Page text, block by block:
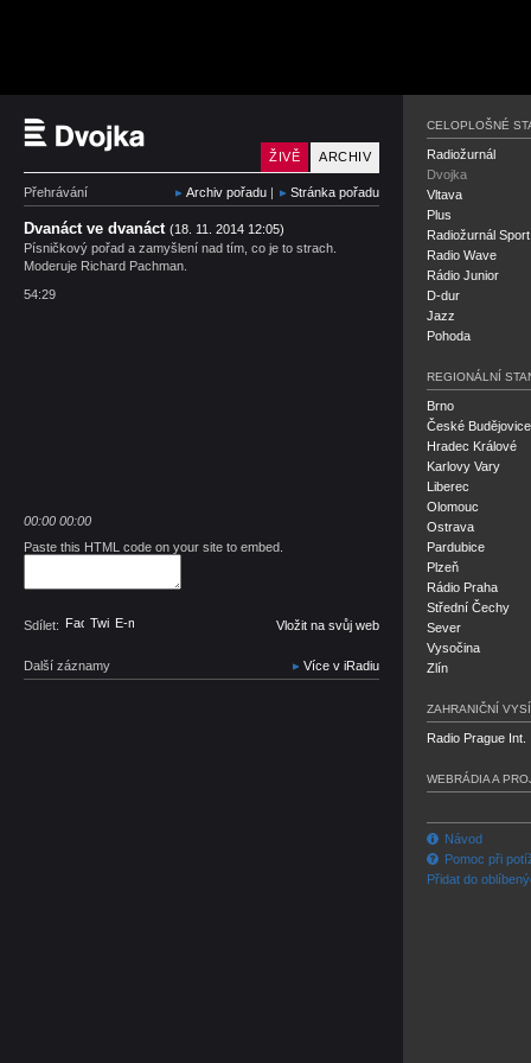
Český rozhlas Dvojka
ARCHIV
ŽIVĚ
Přehrávání Archiv pořadu | Stránka pořadu
Dvanáct ve dvanáct (18. 11. 2014 12:05)
Písničkový pořad a zamyšlení nad tím, co je to strach.
Moderuje Richard Pachman.
54:29
00:00 00:00
Paste this HTML code on your site to embed.
Sdílet: Facebook
TwitterE-mail Vložit na svůj web
Další záznamy Více v iRadiu
CELOPLOŠNÉ
Radiožurnál
Dvojka
Vltava
Plus
Radiožurnál Sport
Radio Wave
Rádio Junior
D-dur
Jazz
Pohoda
REGIONÁLNÍ
Brno
České Budějovice
Hradec Králové
Karlovy Vary
Liberec
Olomouc
Ostrava
Pardubice
Plzeň
Rádio Praha
Střední Čechy
Sever
Vysočina
Zlín
ZAHRANIČNÍ
Radio Prague Int.
WEBRÁDIA A
Návod
Pomoc při
Přidat do